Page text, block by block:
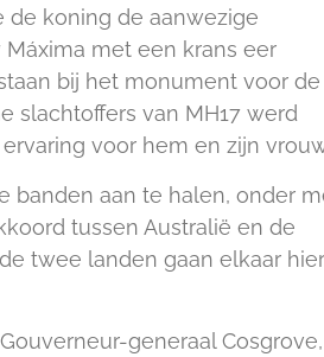
koning de aanwezige
met een krans eer
bij het monument voor de
slachtoffers van MH17 werd
voor hem en zijn
banden aan te halen, onder
tussen Australië en de
twee landen gaan elkaar
generaal